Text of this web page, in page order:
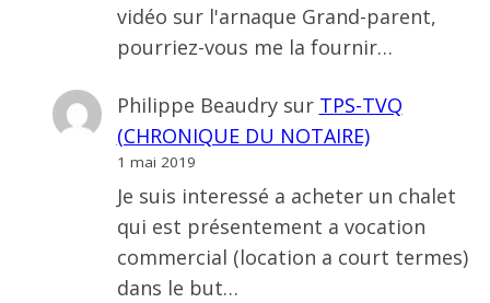
vidéo sur l'arnaque Grand-parent,
pourriez-vous me la fournir…
Philippe Beaudrysur TPS-TVQ
(CHRONIQUE DU NOTAIRE)
1 mai 2019
Je suis interessé a acheter un chalet
qui est présentement a vocation
commercial (location a court termes)
dans le but…